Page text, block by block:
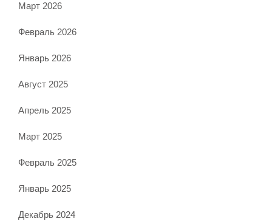
Март 2026
Февраль 2026
Январь 2026
Август 2025
Апрель 2025
Март 2025
Февраль 2025
Январь 2025
Декабрь 2024